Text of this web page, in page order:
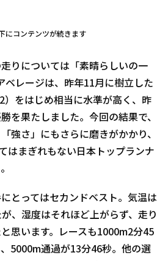
にコンテンツが続きます
りについては「素晴らしいの一
ベレージは、昨年11月に樹立した
）をはじめ相当に水準が高く、昨
を果たしました。今回の結果で、
強さ」にもさらに磨きがかかり、
はまぎれもない日本トップランナ
とってはセカンドベスト。気温は
、湿度はそれほど上がらず、走り
思います。レースも1000m2分45
5000m通過が13分46秒。他の選